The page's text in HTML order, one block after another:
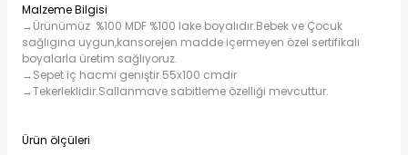
Malzeme Bilgisi
→Ürünümüz %100 MDF %100 lake boyalıdır.Bebek ve Çocuk
sağlıgına uygun,kansorejen madde içermeyen özel sertifikalı
boyalarla üretim sağlıyoruz.
→Sepet iç hacmi geniştir.55x100 cmdir
→Tekerleklidir.Sallanmave sabitleme özelliği mevcuttur.
Ürün ölçüleri